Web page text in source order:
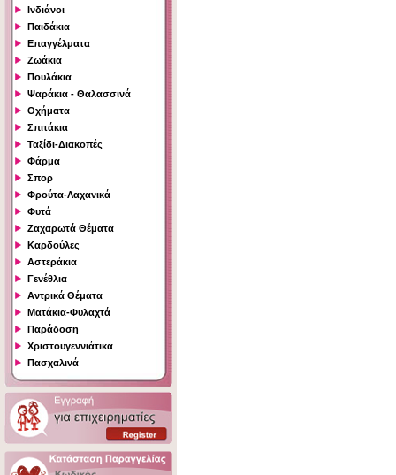
Ινδιάνοι
Παιδάκια
Επαγγέλματα
Ζωάκια
Πουλάκια
Ψαράκια - Θαλασσινά
Οχήματα
Σπιτάκια
Ταξίδι-Διακοπές
Φάρμα
Σπορ
Φρούτα-Λαχανικά
Φυτά
Ζαχαρωτά Θέματα
Καρδούλες
Αστεράκια
Γενέθλια
Αντρικά Θέματα
Ματάκια-Φυλαχτά
Παράδοση
Χριστουγεννιάτικα
Πασχαλινά